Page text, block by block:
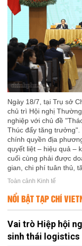
Ngày 18/7, tại Trụ sở
chủ trì Hội nghị
nghiệp với chủ đề
Thúc đẩy tăng trưởng".
chính quyền địa
quyết liệt – hiệu quả –
cuối cùng phải được
gian, chi phí tuân thủ,
Toàn cảnh Kinh tế
NỔI BẬT TẠP CHÍ
Vai trò Hiệp hội
sinh thái logistics